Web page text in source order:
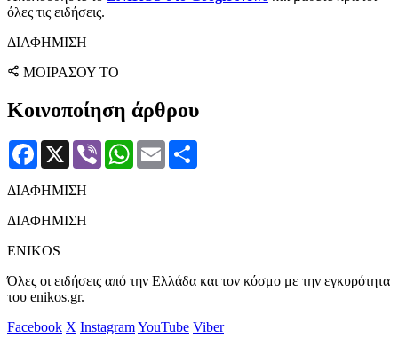
όλες τις ειδήσεις.
ΔΙΑΦΗΜΙΣΗ
ΜΟΙΡΑΣΟΥ ΤΟ
Κοινοποίηση άρθρου
Facebook
X Viber WhatsApp
Email
ΔΙΑΦΗΜΙΣΗ
ΔΙΑΦΗΜΙΣΗ
ENIKOS
Όλες οι ειδήσεις από την Ελλάδα και τον κόσμο με την εγκυρότητα
του enikos.gr.
Facebook X InstagramYouTube Viber